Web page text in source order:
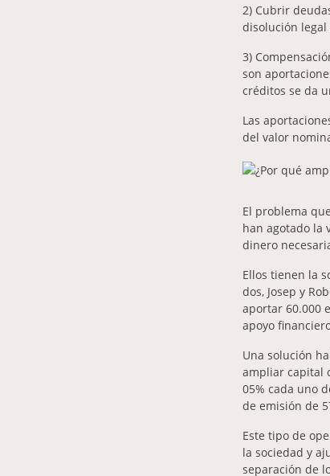
2) Cubrir
disolución
3)
son
créditos se da
Las
del valor
El problema
han agotado la
dinero
Ellos tienen la
dos, Josep y
aportar 60.000
apoyo
Una solución
ampliar capital
05% cada uno
de emisión de
Este tipo de
la sociedad y
separación de